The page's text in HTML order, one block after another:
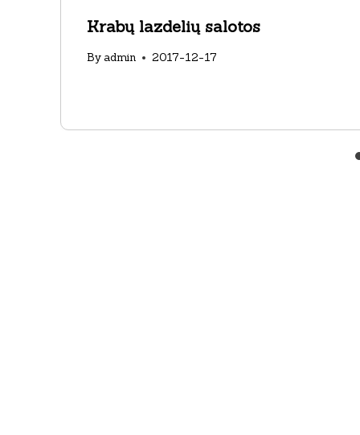
Krabų lazdelių salotos
By admin 2017-12-17